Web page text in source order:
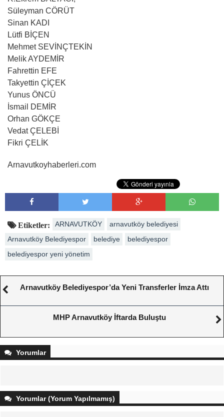
Süleyman CÖRÜT
Sinan KADI
Lütfi BİÇEN
Mehmet SEVİNÇTEKİN
Melik AYDEMİR
Fahrettin EFE
Takyettin ÇİÇEK
Yunus ÖNCÜ
İsmail DEMİR
Orhan GÖKÇE
Vedat ÇELEBİ
Fikri ÇELİK
Arnavutkoyhaberleri.com
Etiketler: ARNAVUTKÖY
arnavutköy belediyesi
Arnavutköy Belediyespor
belediye
belediyespor
belediyespor yeni yönetim
Arnavutköy Belediyespor’da Yeni Transferler İmza Attı
MHP Arnavutköy İftarda Buluştu
Yorumlar
Yorumlar (Yorum Yapılmamış)